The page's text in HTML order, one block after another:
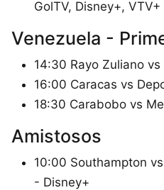
GolTV, Disney+, VTV+
Venezuela -
14:30 Rayo Zuliano
16:00 Caracas vs
18:30 Carabobo vs
Amistosos
10:00 Southampton
- Disney+